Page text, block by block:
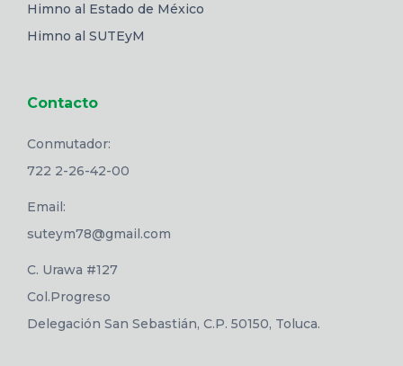
Himno al Estado de México
Himno al SUTEyM
Contacto
Conmutador:
722 2-26-42-00
Email:
suteym78@gmail.com
C. Urawa #127
Col.Progreso
Delegación San Sebastián, C.P. 50150, Toluca.